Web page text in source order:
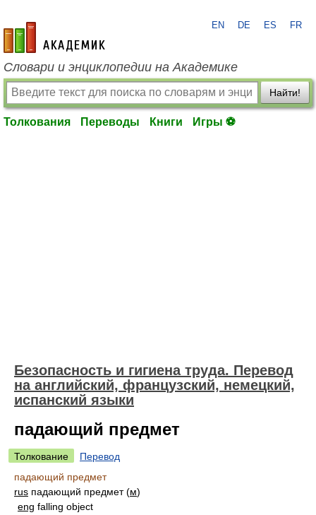
academic.ru
EN DE ES FR
Словари и энциклопедии на Академике
Найти!
Толкования Переводы Книги Игры ⚽
Безопасность и гигиена труда. Перевод
на английский, французский, немецкий,
испанский языки
падающий предмет
Толкование
Перевод
падающий предмет
rus падающий предмет (м)
eng falling object